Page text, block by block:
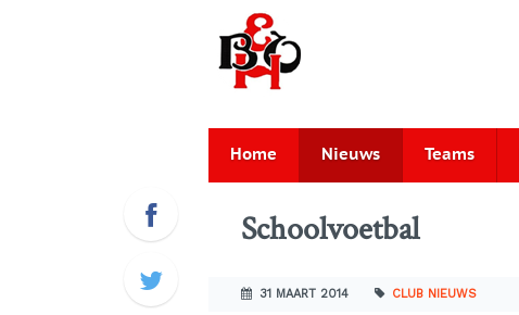
Home Nieuws Teams
Schoolvoetbal
31 MAART 2014 CLUB NIEUWS